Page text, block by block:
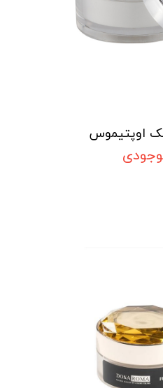
اوپتیموس